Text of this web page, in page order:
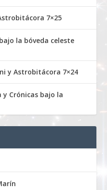
7×25
la bóveda celeste
y Astrobitácora 7×24
Crónicas bajo la